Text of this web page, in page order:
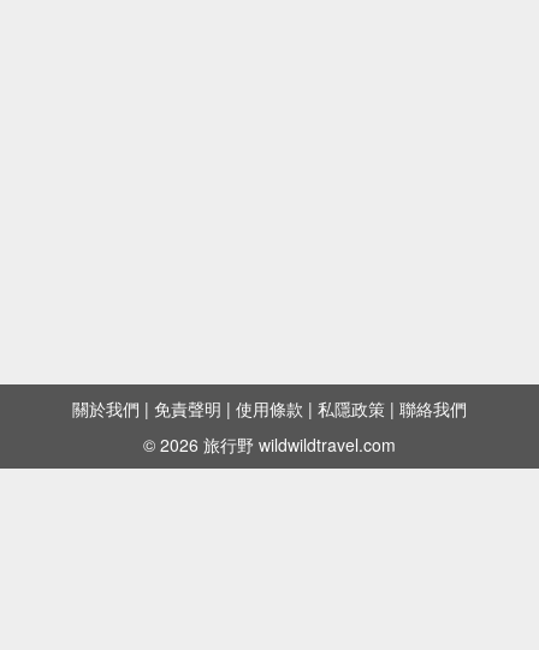
關於我們 | 免責聲明 | 使用條款 | 私隱政策 | 聯絡我們
© 2026 旅行野 wildwildtravel.com